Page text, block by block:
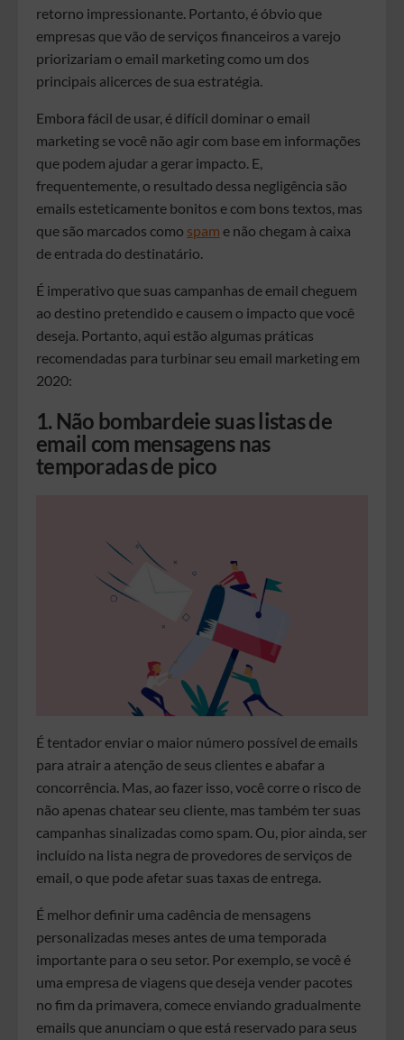
retorno impressionante. Portanto, é óbvio que
empresas que vão de serviços financeiros a varejo
priorizariam o email marketing como um dos
principais alicerces de sua estratégia.
Embora fácil de usar, é difícil dominar o email
marketing se você não agir com base em informações
que podem ajudar a gerar impacto. E,
frequentemente, o resultado dessa negligência são
emails esteticamente bonitos e com bons textos, mas
que são marcados como spam e não chegam à caixa
de entrada do destinatário.
É imperativo que suas campanhas de email cheguem
ao destino pretendido e causem o impacto que você
deseja. Portanto, aqui estão algumas práticas
recomendadas para turbinar seu email marketing em
2020:
1. Não bombardeie suas listas de
email com mensagens nas
temporadas de pico
É tentador enviar o maior número possível de emails
para atrair a atenção de seus clientes e abafar a
concorrência. Mas, ao fazer isso, você corre o risco de
não apenas chatear seu cliente, mas também ter suas
campanhas sinalizadas como spam. Ou, pior ainda, ser
incluído na lista negra de provedores de serviços de
email, o que pode afetar suas taxas de entrega.
É melhor definir uma cadência de mensagens
personalizadas meses antes de uma temporada
importante para o seu setor. Por exemplo, se você é
uma empresa de viagens que deseja vender pacotes
no fim da primavera, comece enviando gradualmente
emails que anunciam o que está reservado para seus